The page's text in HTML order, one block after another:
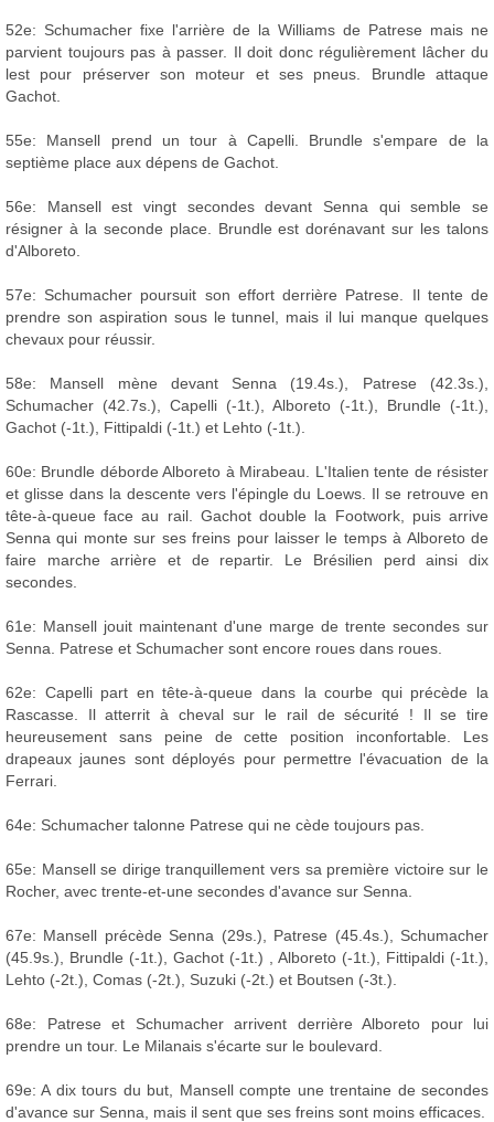
52e: Schumacher fixe l'arrière de la Williams de Patrese mais ne
parvient toujours pas à passer. Il doit donc régulièrement lâcher du
lest pour préserver son moteur et ses pneus. Brundle attaque
Gachot.
55e: Mansell prend un tour à Capelli. Brundle s'empare de la
septième place aux dépens de Gachot.
56e: Mansell est vingt secondes devant Senna qui semble se
résigner à la seconde place. Brundle est dorénavant sur les talons
d'Alboreto.
57e: Schumacher poursuit son effort derrière Patrese. Il tente de
prendre son aspiration sous le tunnel, mais il lui manque quelques
chevaux pour réussir.
58e: Mansell mène devant Senna (19.4s.), Patrese (42.3s.),
Schumacher (42.7s.), Capelli (-1t.), Alboreto (-1t.), Brundle (-1t.),
Gachot (-1t.), Fittipaldi (-1t.) et Lehto (-1t.).
60e: Brundle déborde Alboreto à Mirabeau. L'Italien tente de résister
et glisse dans la descente vers l'épingle du Loews. Il se retrouve en
tête-à-queue face au rail. Gachot double la Footwork, puis arrive
Senna qui monte sur ses freins pour laisser le temps à Alboreto de
faire marche arrière et de repartir. Le Brésilien perd ainsi dix
secondes.
61e: Mansell jouit maintenant d'une marge de trente secondes sur
Senna. Patrese et Schumacher sont encore roues dans roues.
62e: Capelli part en tête-à-queue dans la courbe qui précède la
Rascasse. Il atterrit à cheval sur le rail de sécurité ! Il se tire
heureusement sans peine de cette position inconfortable. Les
drapeaux jaunes sont déployés pour permettre l'évacuation de la
Ferrari.
64e: Schumacher talonne Patrese qui ne cède toujours pas.
65e: Mansell se dirige tranquillement vers sa première victoire sur le
Rocher, avec trente-et-une secondes d'avance sur Senna.
67e: Mansell précède Senna (29s.), Patrese (45.4s.), Schumacher
(45.9s.), Brundle (-1t.), Gachot (-1t.) , Alboreto (-1t.), Fittipaldi (-1t.),
Lehto (-2t.), Comas (-2t.), Suzuki (-2t.) et Boutsen (-3t.).
68e: Patrese et Schumacher arrivent derrière Alboreto pour lui
prendre un tour. Le Milanais s'écarte sur le boulevard.
69e: A dix tours du but, Mansell compte une trentaine de secondes
d'avance sur Senna, mais il sent que ses freins sont moins efficaces.